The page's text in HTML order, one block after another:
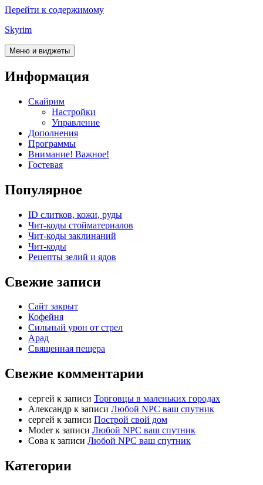
Перейти к содержимому
Skyrim
Меню и виджеты
Информация
Скайрим
Настройки
Управление
Дополнения
Программы
Внимание! Важное!
Гостевая
Популярное
ID слитков, кожи, руды
Чит-коды стойматериалов
Чит-коды заклинаний
Чит-коды
Рецепты зелий и ядов
Свежие записи
Сайт закрыт
Кофейня
Cильный урон от стрел
Арад
Священная пещера
Свежие комментарии
cергей к записи Торговцы в маленьких городах
Александр к записи Любой NPC ваш спутник
cергей к записи Построй свой дом
Moderк записи Любой NPC ваш спутник
Сова к записи Любой NPC ваш спутник
Категории